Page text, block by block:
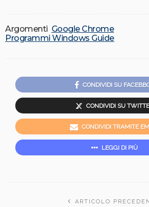
Argomenti Google Chrome
Programmi Windows Guide
CONDIVIDI SU
CONDIVIDI SU
CONDIVIDI TRAMITE
LEGGI DI PIÙ
ARTICOLO